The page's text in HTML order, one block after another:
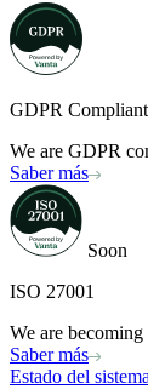
GDPR Compliant
We are GDPR
Saber más
Soon
ISO 27001
We are
Saber más
Estado del sistema